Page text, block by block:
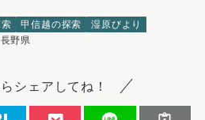
甲信越の探索
湿原びより
長野県
シェアしてね！